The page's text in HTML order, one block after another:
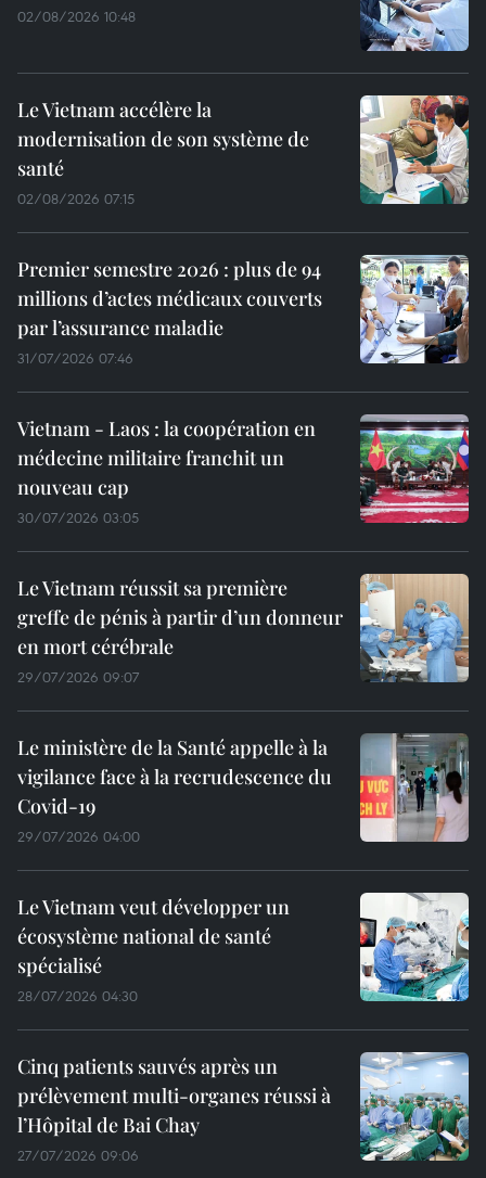
02/08/2026 10:48
Le Vietnam accélère la
modernisation de son système de
santé
02/08/2026 07:15
Premier semestre 2026 : plus de 94
millions d’actes médicaux couverts
par l’assurance maladie
31/07/2026 07:46
Vietnam - Laos : la coopération en
médecine militaire franchit un
nouveau cap
30/07/2026 03:05
Le Vietnam réussit sa première
greffe de pénis à partir d’un donneur
en mort cérébrale
29/07/2026 09:07
Le ministère de la Santé appelle à la
vigilance face à la recrudescence du
Covid-19
29/07/2026 04:00
Le Vietnam veut développer un
écosystème national de santé
spécialisé
28/07/2026 04:30
Cinq patients sauvés après un
prélèvement multi-organes réussi à
l’Hôpital de Bai Chay
27/07/2026 09:06